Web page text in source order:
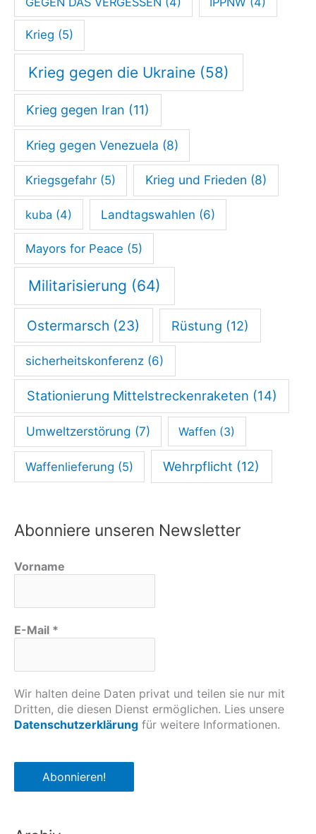
Krieg (5)
Krieg gegen die Ukraine (58)
Krieg gegen Iran (11)
Krieg gegen Venezuela (8)
Kriegsgefahr (5) Krieg und Frieden (8)
kuba (4) Landtagswahlen (6)
Mayors for Peace (5)
Militarisierung (64)
Ostermarsch (23) Rüstung (12)
sicherheitskonferenz (6)
Stationierung Mittelstreckenraketen (14)
Umweltzerstörung (7) Waffen (3)
Waffenlieferung (5) Wehrpflicht (12)
Abonniere unseren Newsletter
Vorname
E-Mail *
Wir halten deine Daten privat und teilen sie nur mit
Dritten, die diesen Dienst ermöglichen. Lies unsere
Datenschutzerklärung für weitere Informationen.